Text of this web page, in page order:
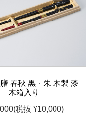
春秋 黒・朱 木製 漆
木箱入り
(税抜 ¥10,000)